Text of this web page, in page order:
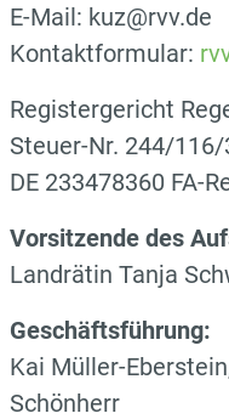
E-Mail: kuz@rvv.de
Kontaktformular:
Registergericht
Steuer-Nr. 244/
DE 233478360 FA-
Vorsitzende des
Landrätin Tanja
Geschäftsführung:
Kai Müller-
Schönherr